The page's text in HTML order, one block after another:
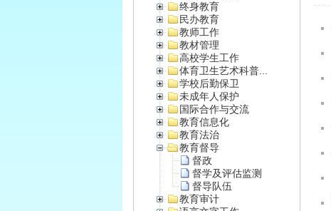
终身教育
民办教育
教师工作
教材管理
高校学生工作
体育卫生艺术科普...
学校后勤保卫
未成年人保护
国际合作与交流
教育信息化
教育法治
教育督导
督政
督学及评估监测
督导队伍
教育审计